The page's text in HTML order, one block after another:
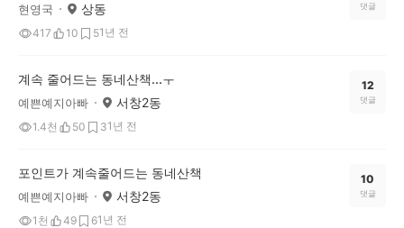
현영국 상동
417 10 51년 전
댓글
계속 줄어드는 동네산책...ㅜ
예쁜예지아빠 서창2동
1.4천 50 31년 전
12
댓글
포인트가 계속줄어드는 동네산책
예쁜예지아빠 서창2동
1천 49 61년 전
10
댓글